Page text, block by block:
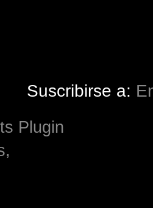
Suscribirse a: